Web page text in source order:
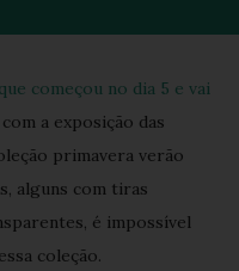
começou no dia 5 e vai
a exposição das
primavera verão
alguns com tiras
é impossível
coleção.